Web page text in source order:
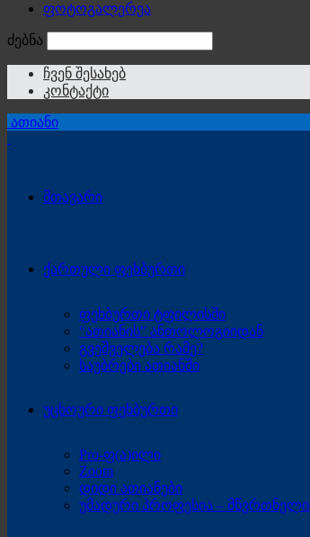
ფოტოგალერეა
ძებნა
ჩვენ შესახებ
კონტაქტი
ათიანი
მთავარი
ქართული ფეხბურთი
ფეხბურთი ტფილისში
“ათიანის” ანთოლოგიიდან
გვეშველება რამე?
საუბრები ათიანში
უცხოური ფეხბურთი
Pro-ფ(ა)ილი
Zoom
დიდი ათიანები
უმადური პროფესია – მწვრთნელი